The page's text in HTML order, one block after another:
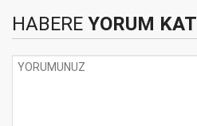
HABERE YORUM KAT